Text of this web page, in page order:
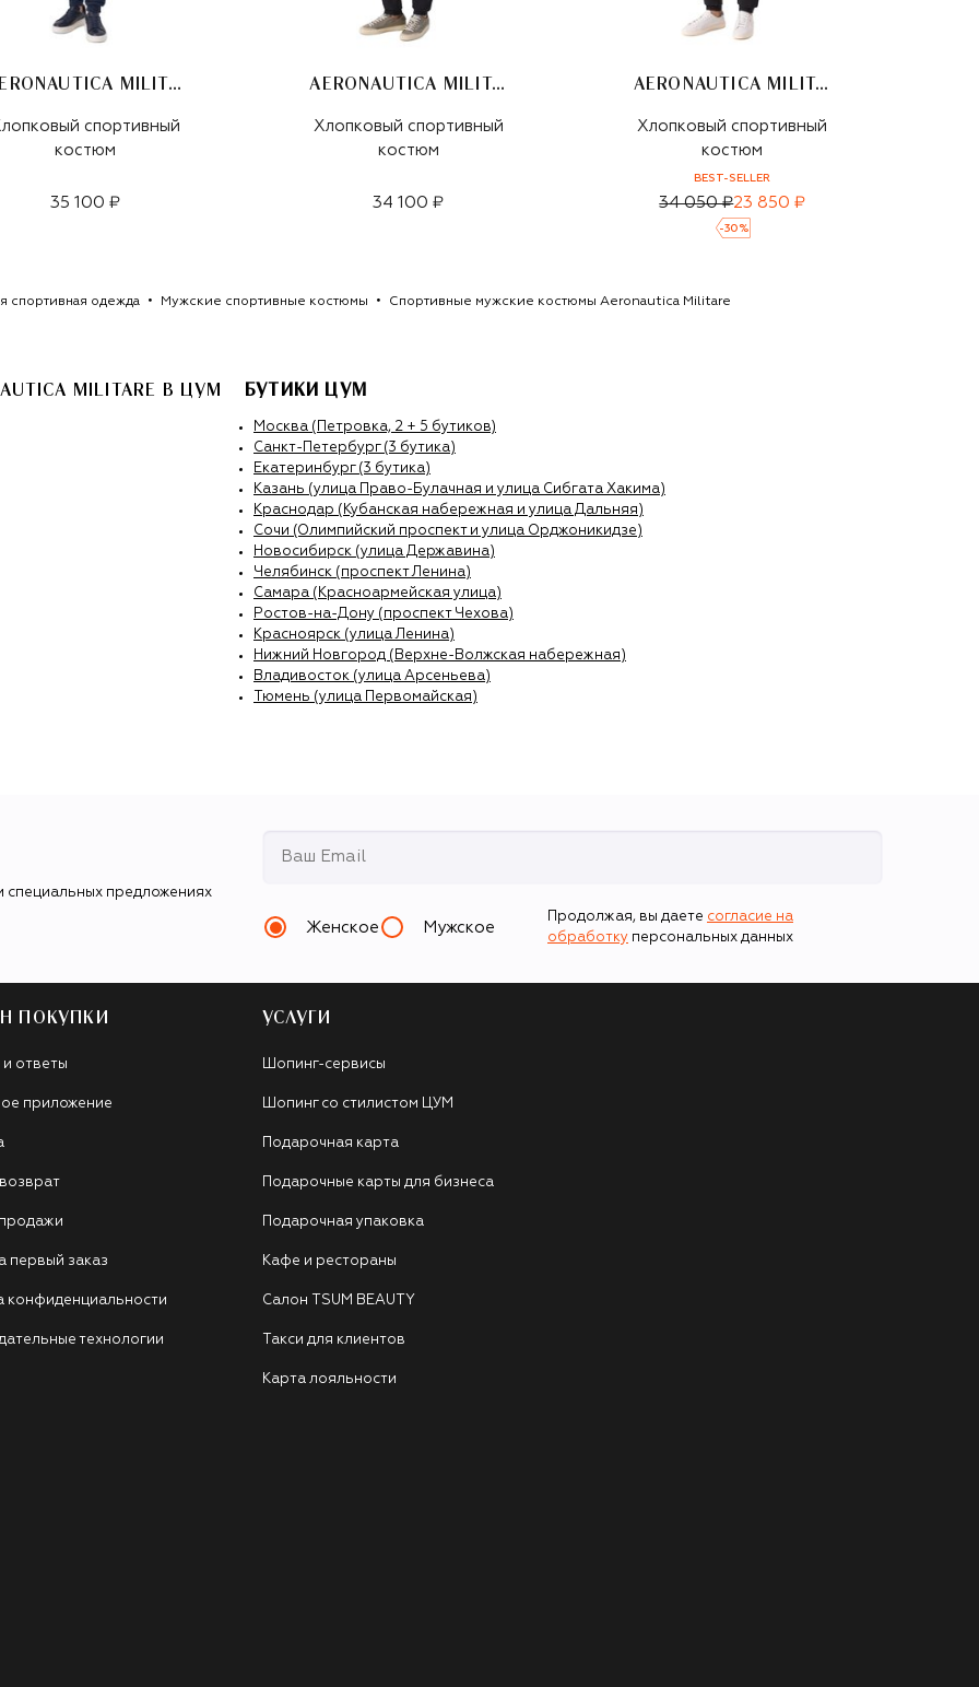
AERONAUTICA MILITARE
спортивный
костюм
35 100 ₽
AERONAUTICA MILITARE
Хлопковый спортивный
костюм
34 100 ₽
AERONAUTICA MILITARE
Хлопковый спортивный
костюм
BEST-SELLER
34 050 ₽23 850 ₽
-30 %
спортивная одежда Мужские спортивные костюмы Спортивные мужские костюмы Aeronautica Militare
MILITARE В ЦУМ БУТИКИ ЦУМ
Москва (Петровка, 2 + 5 бутиков)
Санкт-Петербург (3 бутика)
Екатеринбург (3 бутика)
Казань (улица Право-Булачная и улица Сибгата Хакима)
Краснодар (Кубанская набережная и улица Дальняя)
Сочи (Олимпийский проспект и улица Орджоникидзе)
Новосибирск (улица Державина)
Челябинск (проспект Ленина)
Самара (Красноармейская улица)
Ростов-на-Дону (проспект Чехова)
Красноярск (улица Ленина)
Нижний Новгород (Верхне-Волжская набережная)
Владивосток (улица Арсеньева)
Тюмень (улица Первомайская)
специальных предложениях
Женское Мужское
Продолжая, вы даете согласие на
обработку персональных данных
ПОКУПКИ
ответы
приложение
первый заказ
конфиденциальности
технологии
УСЛУГИ
Шопинг-сервисы
Шопинг со стилистом ЦУМ
Подарочная карта
Подарочные карты для бизнеса
Подарочная упаковка
Кафе и рестораны
Салон TSUM BEAUTY
Такси для клиентов
Карта лояльности